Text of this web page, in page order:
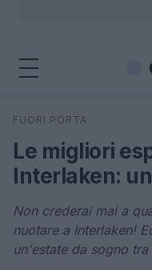
Cerca
FUORI PORTA
Le migliori
Interlaken:
Non crederai mai a
nuotare a Interlaken!
un'estate da sogno